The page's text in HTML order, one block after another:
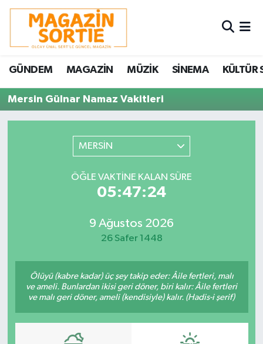
GÜNDEM MAGAZİN MÜZİK SİNEMA KÜLTÜR
Mersin Gülnar Namaz Vakitleri
MERSİN
ÖĞLE VAKTINE KALAN SÜRE
05:47:24
9 Ağustos 2026
26 Safer 1448
Ölüyü (kabre kadar) üç şey takip eder: Âile fertleri, malı
ve ameli. Bunlardan ikisi geri döner, biri kalır: Âile fertleri
ve malı geri döner, ameli (kendisiyle) kalır. (Hadis-i şerif)
Nöbetçi Eczaneler
Hava Durumu
Trafik Durumu
Süper Lig Puan Durumu ve Fikstür
Son Dakika Haberleri